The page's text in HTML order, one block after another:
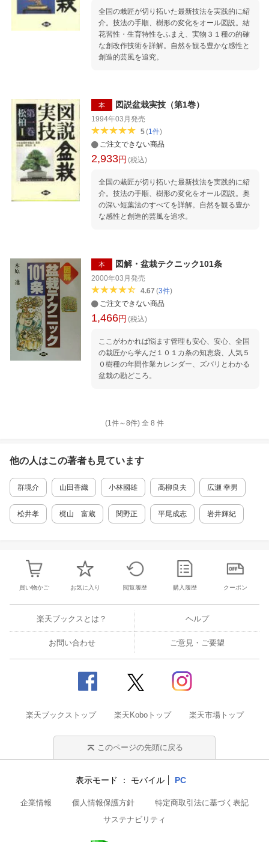
全国の栽匠が切り拓いた最新技法を実践的に紹
介。技法の手順、樹形の変化をオール図説。結
花習性・生育特性をふまえ、実物３１種の的確
な創改作技術を詳解。自然を観る豊かな感性と
創造的芸風を追究。
本 図説盆栽実技（第1巻）
1994年03月 発売
5(1件)
ご注文できない商品
2,933円 (税込)
全国の栽匠が切り拓いた最新技法を実践的に紹
介。技法の手順、樹形の変化をオール図説。奥
の深い短葉法のすべてを詳解。自然を観る豊か
な感性と創造的芸風を追求。
本 図解・盆栽テクニック101条
2000年03月 発売
4.67 (3件)
ご注文できない商品
1,466円 (税込)
ここがわかれば悩ます管理も安心、安心、全国
の栽匠から学んだ１０１カ条の知恵袋、人気５
０樹種の年間作業カレンダー、ズバリとわかる
盆栽の勘どころ。
(1件～8件) 全 8 件
他の人はこの著者も見ています
群境介 山田香織 小林國雄 高柳良夫 広瀬 幸男
松井孝 梶山 富蔵 関野正 平尾成志 岩井輝紀
買い物かご お気に入り 閲覧履歴 購入履歴 クーポン
楽天ブックスとは？ ヘルプ
お問い合わせ ご意見・ご要望
楽天ブックストップ 楽天Koboトップ 楽天市場トップ
このページの先頭に戻る
表示モード モバイル PC
企業情報 個人情報保護方針
特定商取引法に基づく表記
サステナビリティ